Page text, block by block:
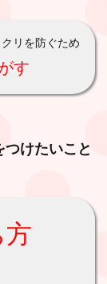
リを防ぐため
す
けたいこと
方